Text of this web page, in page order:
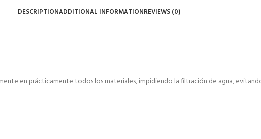
DESCRIPTIONADDITIONAL INFORMATIONREVIEWS (0)
en prácticamente todos los materiales, impidiendo la filtración de agua,